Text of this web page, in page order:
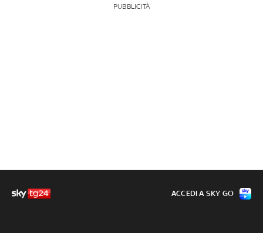
PUBBLICITÀ
ACCEDI A SKY GO